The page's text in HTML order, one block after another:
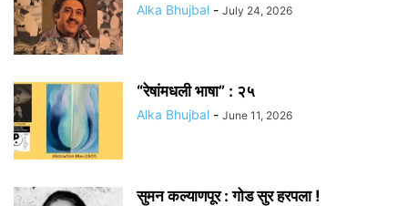
Alka Bhujbal - July 24, 2026
“रेषांमधली भाषा” : २५
Alka Bhujbal - June 11, 2026
सुमन कल्याणपूर : गोड सुर हरपला !